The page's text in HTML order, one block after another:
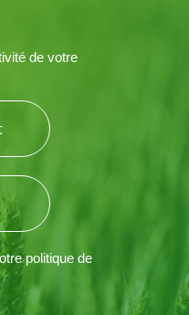
de votre
politique de